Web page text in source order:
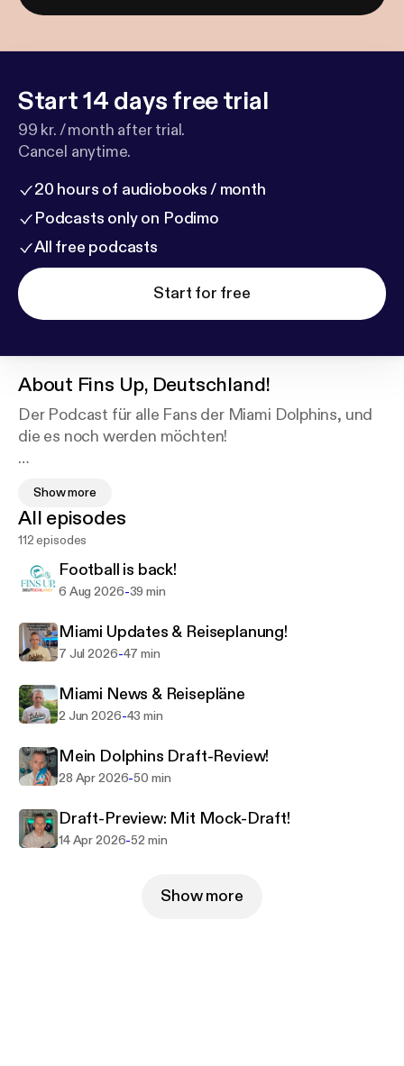
Start 14 days free trial
99 kr. / month after trial.
Cancel anytime.
20 hours of audiobooks / month
Podcasts only on Podimo
All free podcasts
Start for free
About Fins Up, Deutschland!
Der Podcast für alle Fans der Miami Dolphins, und
die es noch werden möchten!
präsentiert vom Doc (Dolphins Member & Season
Ticket Inhaber). Zusammen mit einem Gast rede ich
natürlich über aktuelle Themen rund um die
Dolphins. Im Vordergrund stehen aber keine Spiel-
Analysen, sondern viel mehr Geschichten rund um
Ticketkauf und auch Fanartikel. Wenn ich selbst in
Miami bin, gibt's hier ein Reisetagebuch im Podcast.
Fins Up, Deutschland - präsentiert von
njoyFootball.de.
Show more
All episodes
112 episodes
Football is back!
6 Aug 2026-39 min
Miami Updates & Reiseplanung!
7 Jul 2026-47 min
Miami News & Reisepläne
2 Jun 2026-43 min
Mein Dolphins Draft-Review!
28 Apr 2026-50 min
Draft-Preview: Mit Mock-Draft!
14 Apr 2026-52 min
Show more